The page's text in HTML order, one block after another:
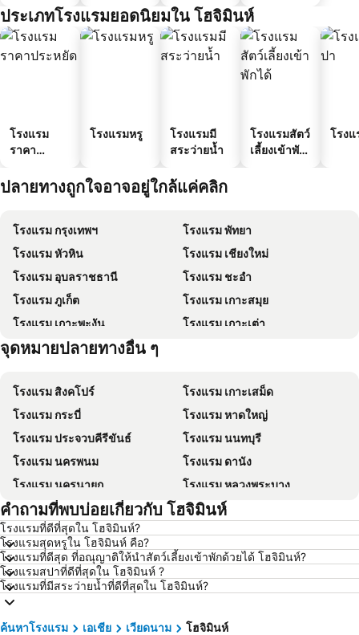
ประเภทโรงแรมยอดนิยมใน โฮจิมินห์
โรงแรม
ราคา
โรงแรมหรู
โรงแรมมี
สระว่ายน้ำ
โรงแรมสัตว์
เลี้ยงเข้าพัก
โรง
ปลายทางถูกใจอาจอยู่ใกล้แค่คลิก
โรงแรม กรุงเทพฯ
โรงแรม พัทยา
โรงแรม หัวหิน
โรงแรม เชียงใหม่
โรงแรม อุบลราชธานี
โรงแรม ชะอำ
โรงแรม ภูเก็ต
โรงแรม เกาะสมุย
โรงแรม เกาะพะงัน
โรงแรม เกาะเต่า
โรงแรม ปีนัง
จุดหมายปลายทางอื่น ๆ
โรงแรม สิงคโปร์
โรงแรม เกาะเสม็ด
โรงแรม กระบี่
โรงแรม หาดใหญ่
โรงแรม ประจวบคีรีขันธ์
โรงแรม นนทบุรี
โรงแรม นครพนม
โรงแรม ดานัง
โรงแรม นครนายก
โรงแรม หลวงพระบาง
โรงแรม เกาะล้าน
โรงแรม ซินยี่
โรงแรม ระยอง
โรงแรม สระบุรี
โรงแรม นครราชสีมา
โรงแรม หาดป่าตอง
โรงแรม อุดรธานี
โรงแรม เวียงจันทน์
โรงแรม เกาะลันตา
โรงแรม ญี่ปุ่น
คำถามที่พบบ่อยเกี่ยวกับ โฮจิมินห์
โรงแรมที่ดีที่สุดใน โฮจิมินห์?
โรงแรมสุดหรูใน โฮจิมินห์ คือ?
โรงแรมที่ดีสุด ที่อณุญาติให้นำสัตว์เลี้ยงเข้าพักด้วยได้ โฮจิมินห์?
โรงแรมสปาที่ดีที่สุดใน โฮจิมินห์ ?
โรงแรมที่มีสระว่ายน้ำที่ดีที่สุดใน โฮจิมินห์?
ค้นหาโรงแรม เอเชีย เวียดนาม โฮจิมินห์